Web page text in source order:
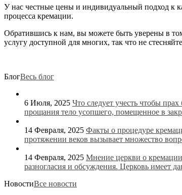
У нас честные цены и индивидуальный подход к
процесса кремации.
Обратившись к нам, вы можете быть уверены в
услугу доступной для многих, так что не
БлогВесь блог
6 Июля, 2025 Что следует учесть чтобы
прощания тело усопшего, помещенное в
14 Февраля, 2025 Факты о процедуре
протяжении веков вызывает множество
14 Февраля, 2025 Мнение церкви о
разногласия и обсуждения. Церковь имеет
НовостиВсе новости